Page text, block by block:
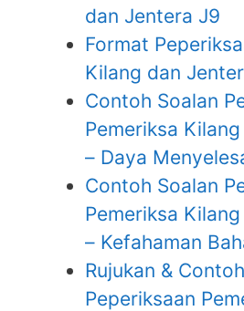
dan Jentera J9
Format
Kilang dan
Contoh Soalan
Pemeriksa
– Daya
Contoh Soalan
Pemeriksa
– Kefahaman
Rujukan &
Peperiksaan